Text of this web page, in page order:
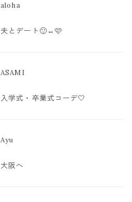
aloha
夫とデート🙂‍↔️🩷
ASAMI
入学式・卒業式コーデ🤍
Ayu
大阪へ